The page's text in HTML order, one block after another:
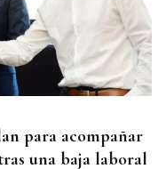
Trump, no quiso
do Boi de
para acompañar
una baja laboral